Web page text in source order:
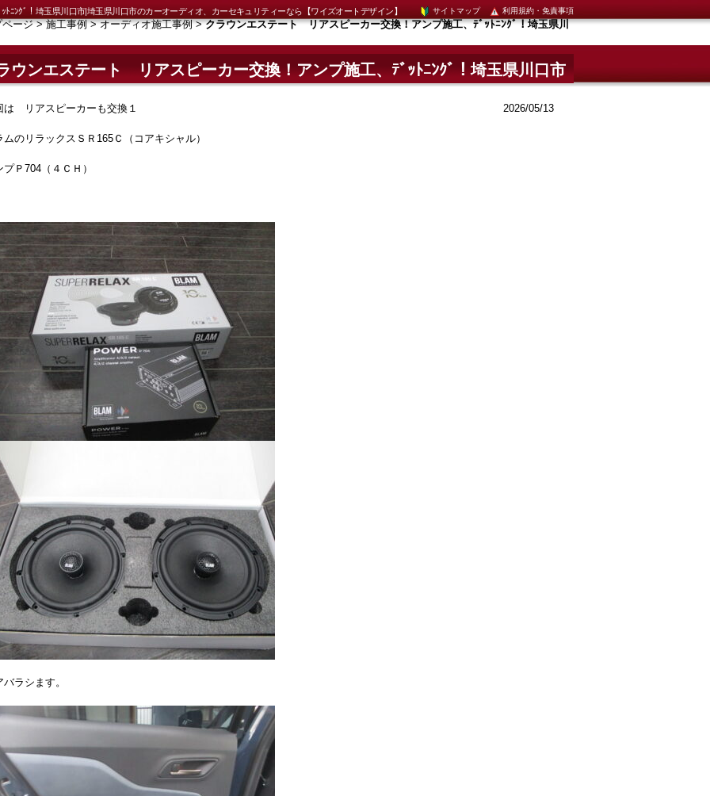
ﾝｸﾞ！埼玉県川口市|埼玉県川口市のカーオーディオ、カーセキュリティーなら【ワイズオートデザイン】 利用規約・免責事項
サイトマップ
ページ>施工事例>オーディオ施工事例>クラウンエステート リアスピーカー交換！アンプ施工、ﾃﾞｯﾄﾆﾝｸﾞ！埼玉県川
ウンエステート リアスピーカー交換！アンプ施工、ﾃﾞｯﾄﾆﾝｸﾞ！埼玉県川口市
2026/05/13
は リアスピーカーも交換１
ムのリラックスＳＲ165Ｃ（コアキシャル）
プＰ704（４ＣＨ）
バラシます。